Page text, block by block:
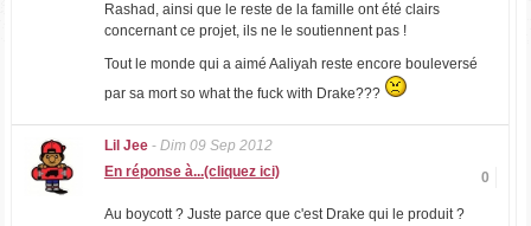
Rashad, ainsi que le reste de la famille ont été clairs
concernant ce projet, ils ne le soutiennent pas !
Tout le monde qui a aimé Aaliyah reste encore bouleversé
par sa mort so what the fuck with Drake???
Lil Jee- Dim 09 Sep 2012
0
En réponse à...(cliquez ici)
Au boycott ? Juste parce que c'est Drake qui le produit ?